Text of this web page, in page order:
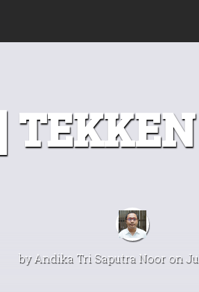
by Andika Tri Saputra Nooron